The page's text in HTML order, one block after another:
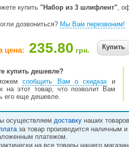
купить "Набор из 3 шлифлент",
дозвониться? Мы Вам перезвоним!
цена: 235.80 грн. Купить
купить дешевле?
сообщить Вам о скидкахи
на этот товар, что позволит Вам
его еще дешевле.
осуществляем доставку наших
за товар производится наличным
платежом.
на все товары нашего